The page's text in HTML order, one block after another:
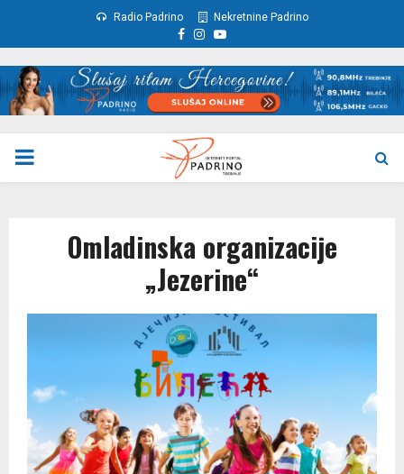
Radio Padrino Nekretnine Padrino
Facebook
Instagram
Youtube
PRIMARY
Omlаdinska orgаnizаcije
„Jezerine“